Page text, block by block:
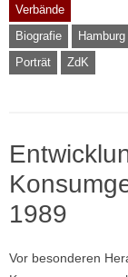
Verbände
Biografie
Hamburg
Porträt
ZdK
1989
Vor besonderen